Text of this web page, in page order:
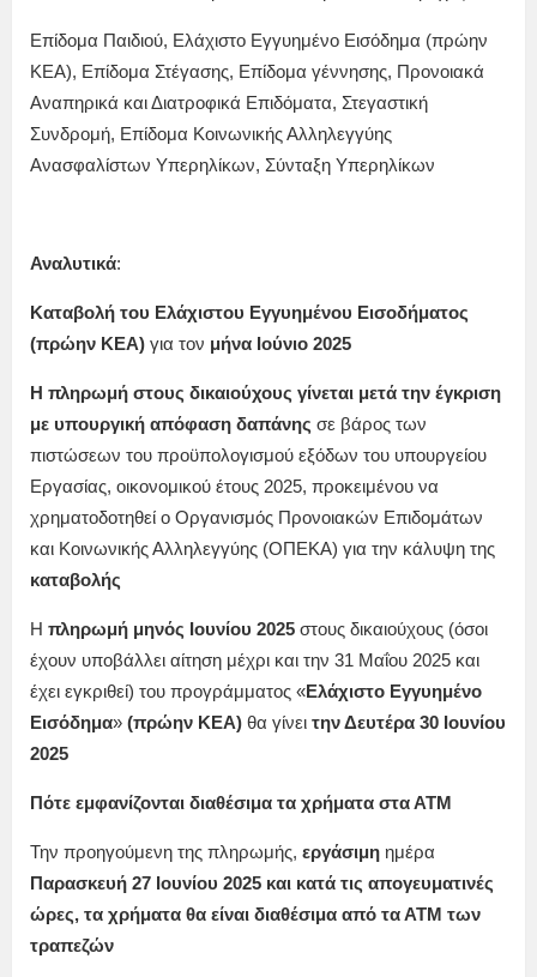
Επίδομα Παιδιού, Ελάχιστο Εγγυημένο Εισόδημα (πρώην
ΚΕΑ), Επίδομα Στέγασης, Επίδομα γέννησης, Προνοιακά
Αναπηρικά και Διατροφικά Επιδόματα, Στεγαστική
Συνδρομή, Επίδομα Κοινωνικής Αλληλεγγύης
Ανασφαλίστων Υπερηλίκων, Σύνταξη Υπερηλίκων
Αναλυτικά:
Καταβολή του Ελάχιστου Εγγυημένου Εισοδήματος
(πρώην ΚΕΑ) για τον μήνα Ιούνιο 2025
Η πληρωμή στους δικαιούχους γίνεται μετά την έγκριση
με υπουργική απόφαση δαπάνης σε βάρος των
πιστώσεων του προϋπολογισμού εξόδων του υπουργείου
Εργασίας, οικονομικού έτους 2025, προκειμένου να
χρηματοδοτηθεί ο Οργανισμός Προνοιακών Επιδομάτων
και Κοινωνικής Αλληλεγγύης (ΟΠΕΚΑ) για την κάλυψη της
καταβολής
Η πληρωμή μηνός Ιουνίου 2025 στους δικαιούχους (όσοι
έχουν υποβάλλει αίτηση μέχρι και την 31 Μαΐου 2025 και
έχει εγκριθεί) του προγράμματος «Ελάχιστο Εγγυημένο
Εισόδημα» (πρώην ΚΕΑ) θα γίνει την Δευτέρα 30 Ιουνίου
2025
Πότε εμφανίζονται διαθέσιμα τα χρήματα στα ΑΤΜ
Την προηγούμενη της πληρωμής, εργάσιμη ημέρα
Παρασκευή 27 Ιουνίου 2025 και κατά τις απογευματινές
ώρες, τα χρήματα θα είναι διαθέσιμα από τα ΑΤΜ των
τραπεζών